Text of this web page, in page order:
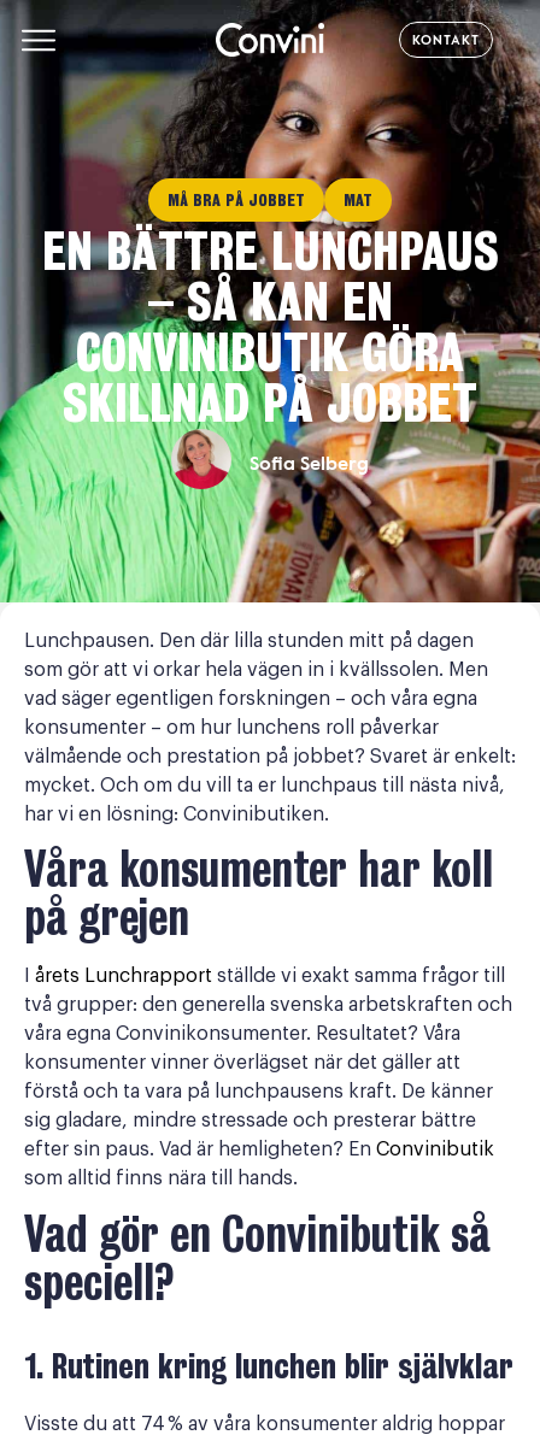
KONTAKT
MÅ BRA PÅ JOBBET MAT
EN BÄTTRE LUNCHPAUS
– SÅ KAN EN
CONVINIBUTIK GÖRA
SKILLNAD PÅ JOBBET
Sofia Selberg
Lunchpausen. Den där lilla stunden mitt på dagen
som gör att vi orkar hela vägen in i kvällssolen. Men
vad säger egentligen forskningen – och våra egna
konsumenter – om hur lunchens roll påverkar
välmående och prestation på jobbet? Svaret är enkelt:
mycket. Och om du vill ta er lunchpaus till nästa nivå,
har vi en lösning: Convinibutiken.
Våra konsumenter har koll
på grejen
årets Lunchrapport ställde vi exakt samma frågor till
två grupper: den generella svenska arbetskraften och
våra egna Convinikonsumenter. Resultatet? Våra
konsumenter vinner överlägset när det gäller att
förstå och ta vara på lunchpausens kraft. De känner
sig gladare, mindre stressade och presterar bättre
efter sin paus. Vad är hemligheten? En Convinibutik
som alltid finns nära till hands.
Vad gör en Convinibutik så
speciell?
1. Rutinen kring lunchen blir självklar
Visste du att 74 % av våra konsumenter aldrig hoppar